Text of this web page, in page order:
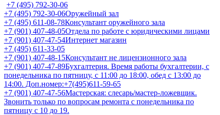
+7 (495) 792-30-06
+7 (495) 792-30-06Оружейный зал
+7 (495) 611-08-78Консультант оружейного зала
+7 (901) 407-48-05Отдела по работе с юридическими лицами
+7 (901) 407-47-54Интернет магазин
+7 (495) 611-33-05
+7 (901) 407-48-15Консультант не лицензионного зала
+7 (901) 407-47-89Бухгалтерия. Время работы бухгалтерии, с
понедельника по пятницу, с 11:00 до 18:00, обед с 13:00 до
14:00. Доп.номер:+7(495)611-59-65
+7 (901) 407-47-56Мастерская: слесарь/мастер-ложевщик.
Звонить только по вопросам ремонта с понедельника по
пятницу с 10 до 19.